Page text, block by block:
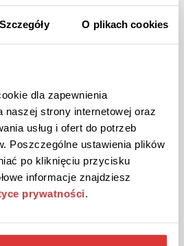
Szczegóły O plikach cookies
dla zapewnienia
naszej strony internetowej oraz
usług i ofert do potrzeb
Poszczególne ustawienia plików
po kliknięciu przycisku
informacje znajdziesz
prywatności
um keine Versandkosten zu
AKTION ANSEHEN
gültig bis Stornierung